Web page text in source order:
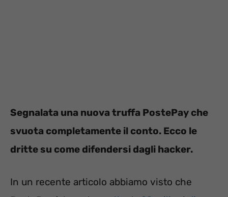
Segnalata una nuova truffa PostePay che
svuota completamente il conto. Ecco le
dritte su come difendersi dagli hacker.
In un recente articolo abbiamo visto che